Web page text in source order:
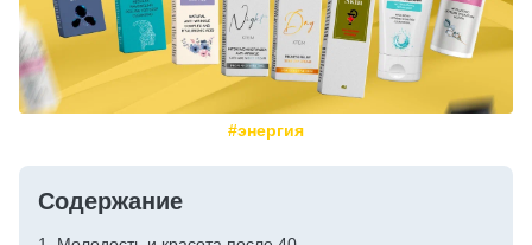
#энергия
Содержание